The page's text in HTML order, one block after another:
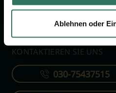
Ablehnen oder
Für Bestatter
KONTAKTIEREN SIE UNS
030-75437515